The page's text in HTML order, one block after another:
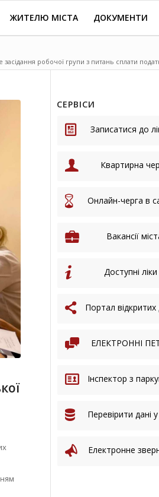
ЖИТЕЛЮ МІСТА ДОКУМЕНТИ
засідання робочої групи з питань сплати
СЕРВІСИ
Записатися до
Квартирна
Онлайн-черга в
Вакансії
Доступні ліки
Портал відкритих
ЕЛЕКТРОННІ
Інспектор з
Перевірити дані
Електронне